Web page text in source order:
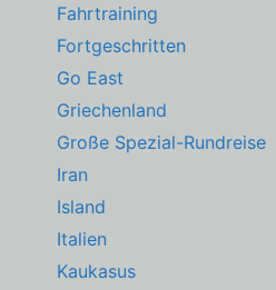
Fahrtraining
Fortgeschritten
Go East
Griechenland
Große Spezial-Rundreise
Iran
Island
Italien
Kaukasus